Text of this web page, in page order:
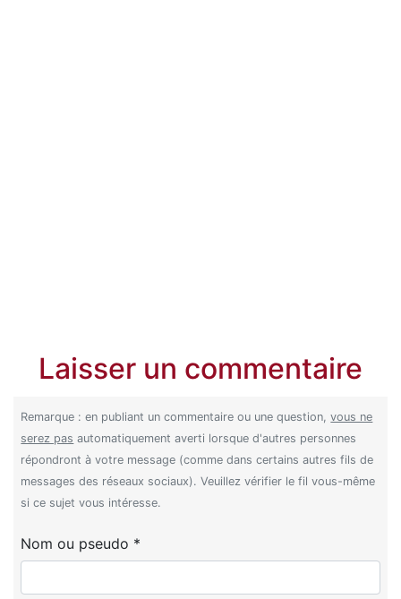
Laisser un commentaire
Remarque : en publiant un commentaire ou une question,vous ne
serez pas automatiquement averti lorsque d'autres personnes
répondront à votre message (comme dans certains autres fils de
messages des réseaux sociaux). Veuillez vérifier le fil vous-même
si ce sujet vous intéresse.
Nom ou pseudo *